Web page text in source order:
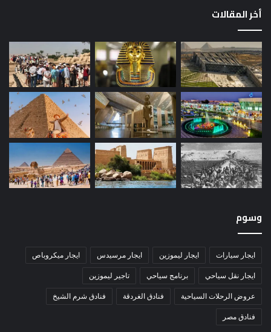
أخر المقالات
وسوم
ايجار سيارات ايجار ليموزين ايجار مرسيدس ايجار ميكروباص
ايجار نقل سياحي برنامج سياحي تاجير ليموزين
عروض الرحلات السياحية فنادق الغردقة فنادق شرم الشيخ
فنادق مصر